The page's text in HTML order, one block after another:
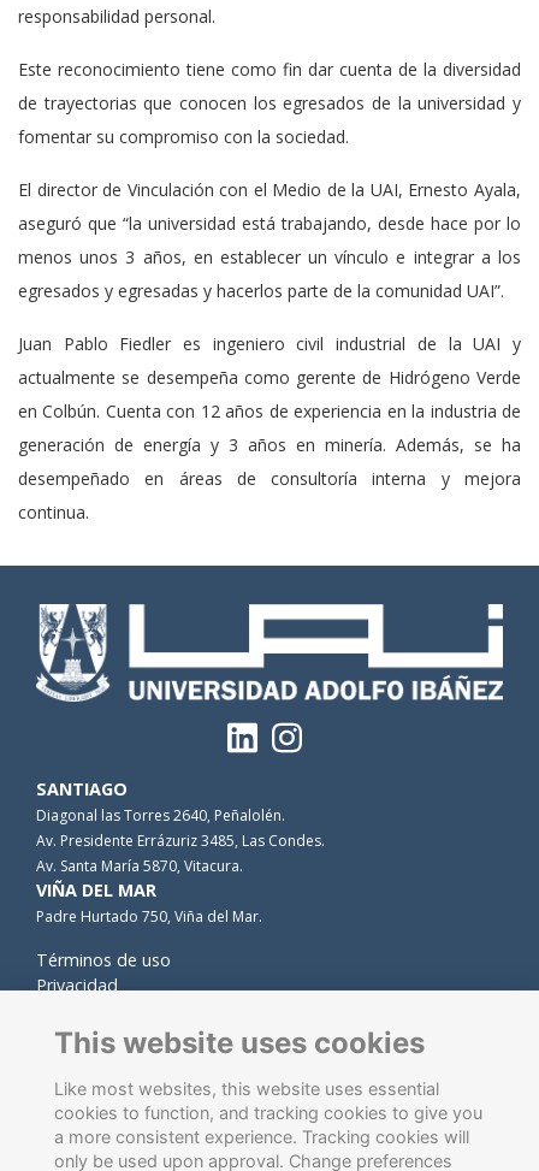
responsabilidad personal.
Este reconocimiento tiene como fin dar cuenta de la diversidad
de trayectorias que conocen los egresados de la universidad y
fomentar su compromiso con la sociedad.
El director de Vinculación con el Medio de la UAI, Ernesto Ayala,
aseguró que “la universidad está trabajando, desde hace por lo
menos unos 3 años, en establecer un vínculo e integrar a los
egresados y egresadas y hacerlos parte de la comunidad UAI”.
Juan Pablo Fiedler es ingeniero civil industrial de la UAI y
actualmente se desempeña como gerente de Hidrógeno Verde
en Colbún. Cuenta con 12 años de experiencia en la industria de
generación de energía y 3 años en minería. Además, se ha
desempeñado en áreas de consultoría interna y mejora
continua.
SANTIAGO
Diagonal las Torres 2640, Peñalolén.
Av. Presidente Errázuriz 3485, Las Condes.
Av. Santa María 5870, Vitacura.
VIÑA DEL MAR
Padre Hurtado 750, Viña del Mar.
Términos de uso
Privacidad
Contacto
This website uses cookies
Like most websites, this website uses essential
cookies to function, and tracking cookies to give you
a more consistent experience. Tracking cookies will
only be used upon approval. Change preferences